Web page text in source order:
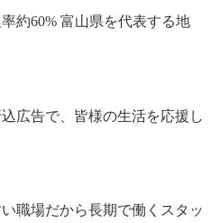
約60% 富山県を代表する地
広告で、皆様の生活を応援し
職場だから長期で働くスタッ